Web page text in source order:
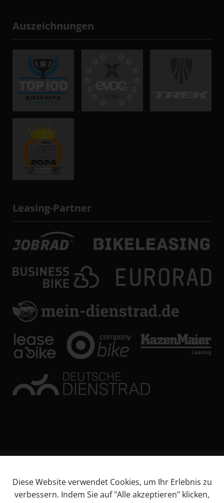
Auszeichnungen
Leasing-Partner
Impressum
Diese Website verwendet Cookies, um Ihr Erlebnis zu
verbessern. Indem Sie auf "Alle akzeptieren" klicken,